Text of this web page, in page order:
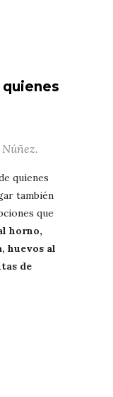
quienes
también
que
horno,
huevos al
de